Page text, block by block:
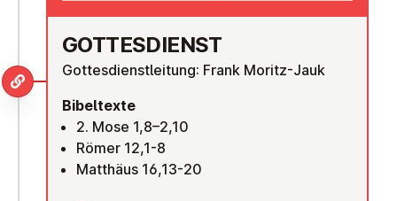
GOT­TES­DIENST
Gottesdienstleitung: Frank Moritz-Jauk
Bibeltexte
2. Mose 1,8–2,10
Römer 12,1-8
Matthäus 16,13-20